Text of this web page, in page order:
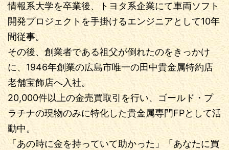
情報系大学を卒業後、トヨタ系企業にて車両ソフト
開発プロジェクトを手掛けるエンジニアとして10年
間従事。
その後、創業者である祖父が倒れたのをきっかけ
に、1946年創業の広島市唯一の田中貴金属特約店
老舗宝飾店へ入社。
20,000件以上の金売買取引を行い、ゴールド・プ
ラチナの現物のみに特化した貴金属専門FPとして活
動中。
「あの時に金を持っていて助かった」「あなたに買